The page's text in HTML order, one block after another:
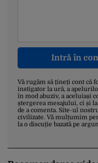
Intră în
Vă rugăm să țineți cont
instigator la ură, a
în mod abuziv, a aceluiași
ștergerea mesajului, ci și
de a comenta. Site-ul
civilizate. Vă mulțumim
la o discuție bazată pe